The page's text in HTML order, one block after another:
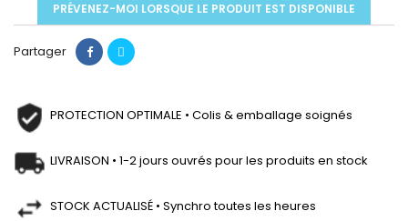
PRÉVENEZ-MOI LORSQUE LE PRODUIT EST DISPONIBLE
Partager
PROTECTION OPTIMALE • Colis & emballage soignés
LIVRAISON • 1-2 jours ouvrés pour les produits en stock
STOCK ACTUALISÉ • Synchro toutes les heures